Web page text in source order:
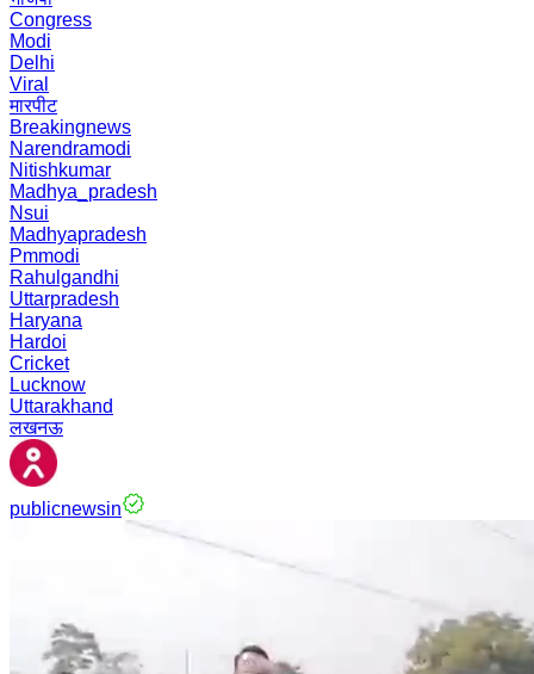
Congress
Modi
Delhi
Viral
मारपीट
Breakingnews
Narendramodi
Nitishkumar
Madhya_pradesh
Nsui
Madhyapradesh
Pmmodi
Rahulgandhi
Uttarpradesh
Haryana
Hardoi
Cricket
Lucknow
Uttarakhand
लखनऊ
publicnewsin